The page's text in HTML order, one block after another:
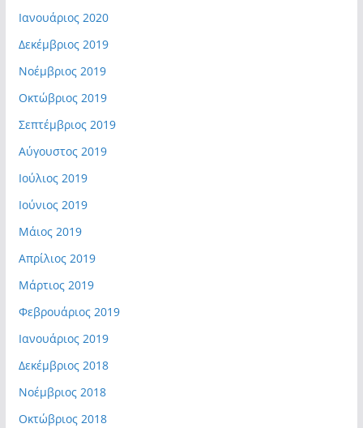
Ιανουάριος 2020
Δεκέμβριος 2019
Νοέμβριος 2019
Οκτώβριος 2019
Σεπτέμβριος 2019
Αύγουστος 2019
Ιούλιος 2019
Ιούνιος 2019
Μάιος 2019
Απρίλιος 2019
Μάρτιος 2019
Φεβρουάριος 2019
Ιανουάριος 2019
Δεκέμβριος 2018
Νοέμβριος 2018
Οκτώβριος 2018